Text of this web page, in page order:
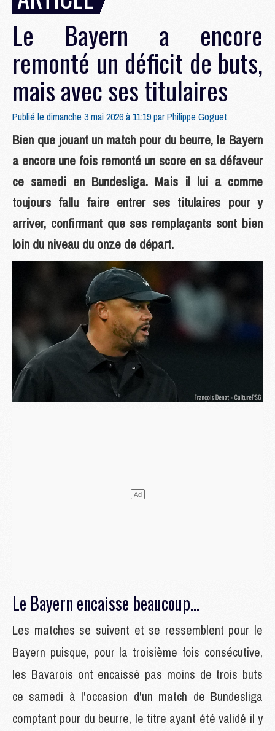
Le Bayern a encore
remonté un déficit de buts,
mais avec ses titulaires
Publié le dimanche 3 mai 2026 à 11:19 parPhilippe Goguet
Bien que jouant un match pour du beurre, le Bayern
a encore une fois remonté un score en sa défaveur
ce samedi en Bundesliga. Mais il lui a comme
toujours fallu faire entrer ses titulaires pour y
arriver, confirmant que ses remplaçants sont bien
loin du niveau du onze de départ.
Le Bayern encaisse beaucoup...
Les matches se suivent et se ressemblent pour le
Bayern puisque, pour la troisième fois consécutive,
les Bavarois ont encaissé pas moins de trois buts
ce samedi à l'occasion d'un match de Bundesliga
comptant pour du beurre, le titre ayant été validé il y